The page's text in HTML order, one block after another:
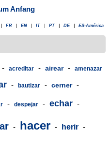
Anfang
FR EN IT PT DE ES-América
- acreditar - airear - amenazar
- bautizar - cerner -
- despejar - echar -
- hacer - herir -